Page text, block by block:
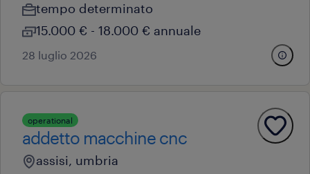
tempo determinato
15.000 € - 18.000 € annuale
28 luglio 2026
operational
addetto macchine cnc
assisi, umbria